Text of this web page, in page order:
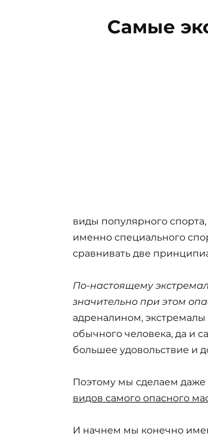
Самые
виды популярного
именно специального
сравнивать две
По-настоящему
значительно при этом
адреналином,
обычного человека, да и
большее удовольствие и
Поэтому мы сделаем даже
видов самого опасного
И начнем мы конечно